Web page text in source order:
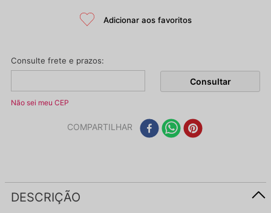
Não sei meu CEP
COMPARTILHAR
DESCRIÇÃO